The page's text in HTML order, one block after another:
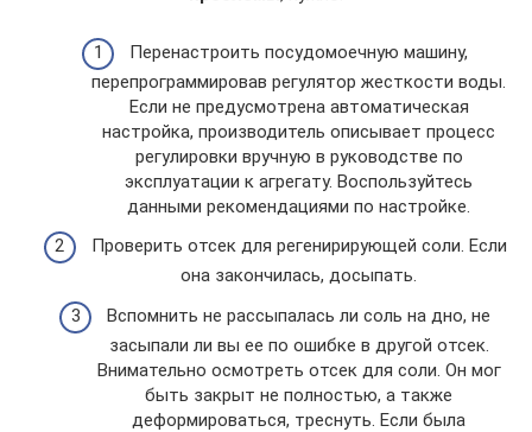
Перенастроить посудомоечную машину,
перепрограммировав регулятор жесткости воды.
Если не предусмотрена автоматическая
настройка, производитель описывает процесс
регулировки вручную в руководстве по
эксплуатации к агрегату. Воспользуйтесь
данными рекомендациями по настройке.
Проверить отсек для регенирирующей соли. Если
она закончилась, досыпать.
Вспомнить не рассыпалась ли соль на дно, не
засыпали ли вы ее по ошибке в другой отсек.
Внимательно осмотреть отсек для соли. Он мог
быть закрыт не полностью, а также
деформироваться, треснуть. Если была